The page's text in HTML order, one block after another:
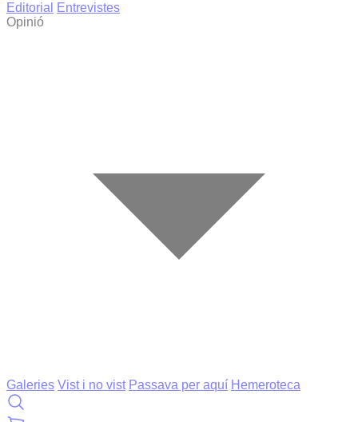
Editorial
Entrevistes
Opinió
Galeries Vist i no vist Passava per aquí Hemeroteca